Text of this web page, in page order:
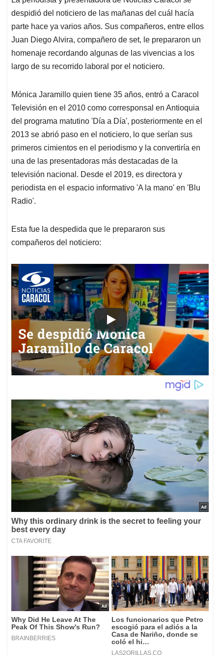
s
A
p
p
b
o
o
k
e
d
I
n
l
a
d
s
despidió del noticiero de las mañanas del cuál hacía
parte hace ya varios años. Sus compañeros, entre ellos
Juan Diego Alvira, compañero de set, le prepararon un
homenaje recordando algunas de las vivencias a los
largo de su recorrido laboral por el noticiero.
Mónica Jaramillo quien tiene 35 años, entró a Caracol
Televisión en el 2010 como corresponsal en Antioquia
del programa matutino 'Día a Día', posteriormente en el
2013 se abrió paso en el noticiero, lo que serían sus
primeros cimientos en el periodismo y la convertiría en
una de las presentadoras más destacadas de la
televisión nacional. Desde el 2019, es directora y
periodista en el espacio informativo 'A la mano' en 'Blu
Radio'.
Esta fue la despedida que le prepararon sus
compañeros del noticiero: